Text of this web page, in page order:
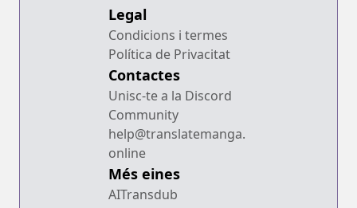
Legal
Condicions i termes
Política de Privacitat
Contactes
Unisc-te a la Discord
Community
help@translatemanga.
online
Més eines
AITransdub